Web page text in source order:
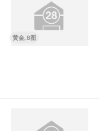
黄金, 8图